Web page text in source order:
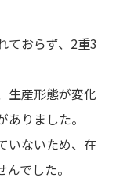
ておらず、2重3
生産形態が変化
りました。
いないため、在
でした。